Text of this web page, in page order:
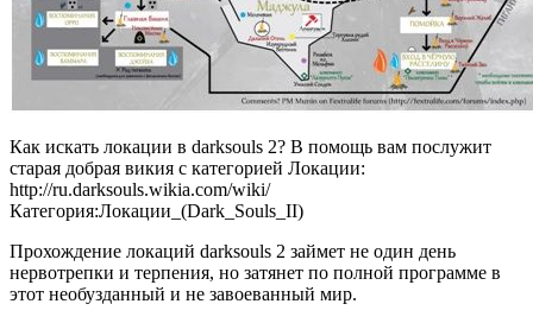
Как искать локации в darksouls 2? В помощь вам послужит
старая добрая викия с категорией Локации:
http://ru.darksouls.wikia.com/wiki/
Категория:Локации_(Dark_Souls_II)
Прохождение локаций darksouls 2 займет не один день
нервотрепки и терпения, но затянет по полной программе в
этот необузданный и не завоеванный мир.